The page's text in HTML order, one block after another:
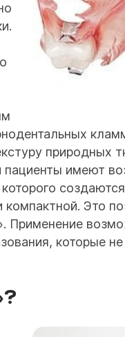
природных
имеют
Это
Применение
которые